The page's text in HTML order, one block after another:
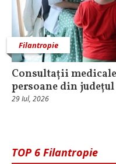
Filantropie
Consultații
persoane din
29 Iul, 2026
TOP 6 Filantropie